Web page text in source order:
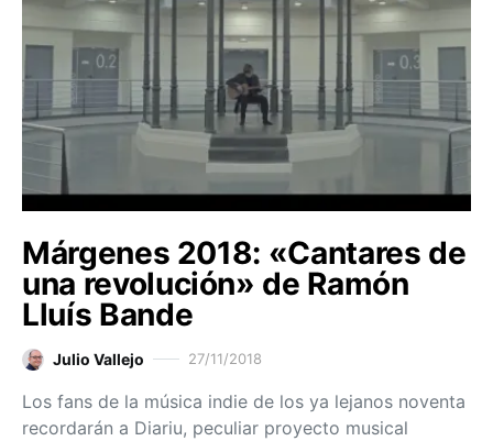
Márgenes 2018: «Cantares de
una revolución» de Ramón
Lluís Bande
Julio Vallejo 27/11/2018
Los fans de la música indie de los ya lejanos noventa
recordarán a Diariu, peculiar proyecto musical